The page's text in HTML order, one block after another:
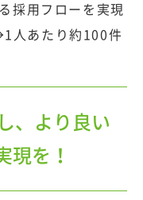
採用フローを実現
人あたり約100件
、より良い
現を！